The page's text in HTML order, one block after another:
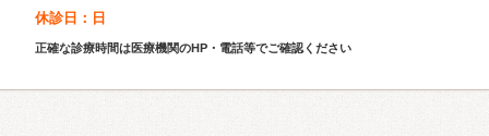
休診日：日
正確な診療時間は医療機関のHP・電話等でご確認ください